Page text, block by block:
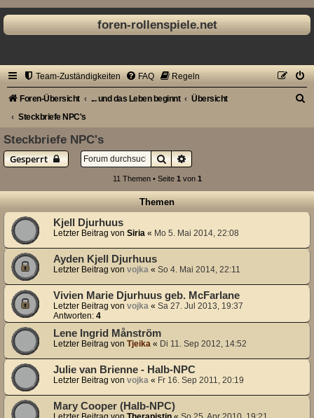
foren-rollenspiele.net
Team-Zuständigkeiten FAQ Regeln
Foren-Übersicht ... und das Leben beginnt
Übersicht
Steckbriefe NPC's
Steckbriefe NPC's
Gesperrt
SucheErweiterte Suche
11 Themen • Seite 1 von 1
Themen
Kjell Djurhuus
Letzter Beitrag von Siria « Mo 5. Mai 2014, 22:08
Ayden Kjell Djurhuus
Letzter Beitrag von vojka « So 4. Mai 2014, 22:11
Vivien Marie Djurhuus geb. McFarlane
Letzter Beitrag von vojka « Sa 27. Jul 2013, 19:37
Antworten: 4
Lene Ingrid Månström
Letzter Beitrag von Tjeika « Di 11. Sep 2012, 14:52
Julie van Brienne - Halb-NPC
Letzter Beitrag von vojka « Fr 16. Sep 2011, 20:19
Mary Cooper (Halb-NPC)